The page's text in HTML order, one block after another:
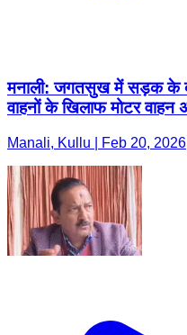
मनाली: जगतसुख में सड़क के
वाहनों के खिलाफ मोटर वाहन
Manali, Kullu | Feb 20, 2026